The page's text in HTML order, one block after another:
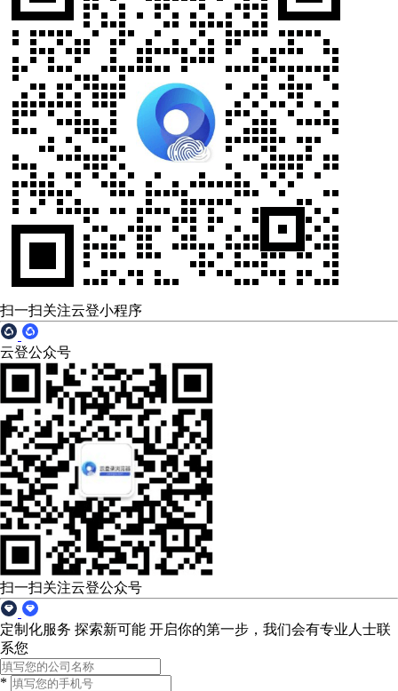
扫一扫关注云登小程序
云登公众号
扫一扫关注云登公众号
定制化服务 探索新可能 开启你的第一步，我们会有专业人士联
系您
*